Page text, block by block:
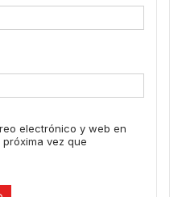
electrónico y web en
vez que